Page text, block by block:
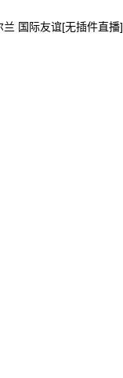
国际友谊[无插件直播]